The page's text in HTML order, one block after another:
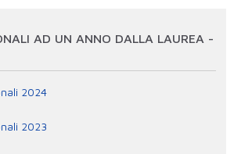
AD UN ANNO DALLA LAUREA -
2024
2023